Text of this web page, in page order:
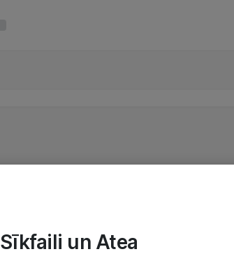
Sīkfaili un Atea